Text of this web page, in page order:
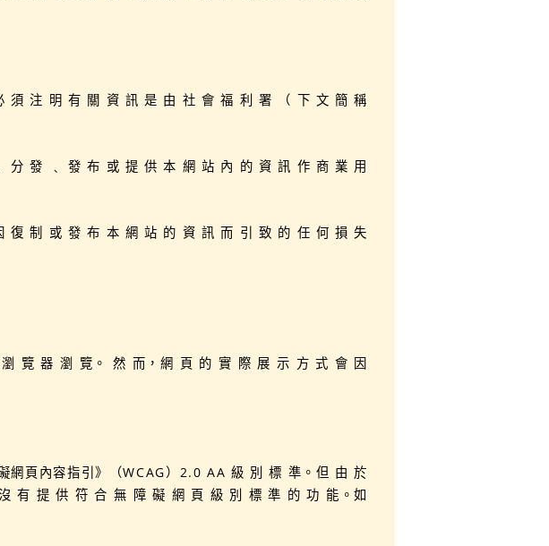
注 明 有 關 資 訊 是 由 社 會 福 利 署 （ 下 文 簡 稱
發 ﹑ 發 布 或 提 供 本 網 站 內 的 資 訊 作 商 業 用
制 或 發 布 本 網 站 的 資 訊 而 引 致 的 任 何 損 失
覽 器 瀏 覽。 然 而，網 頁 的 實 際 展 示 方 式 會 因
頁內容指引》（WCAG）2.0 AA 級 別 標 準。但 由 於
有 提 供 符 合 無 障 礙 網 頁 級 別 標 準 的 功 能。如